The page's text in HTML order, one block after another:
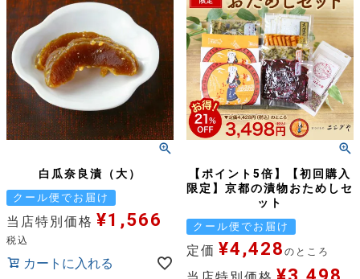
白瓜奈良漬（大）
クール便でお届け
当店特別価格 ¥1,566
税込
カートに入れる
【ポイント5倍】【初回購入
限定】京都の漬物おためしセ
ット
クール便でお届け
定価 ¥4,428 のところ